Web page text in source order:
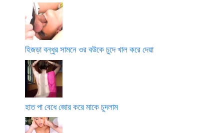
হিজড়া বন্ধুর সামনে ওর বউকে চুদে খাল করে দেয়া
হাত পা বেধে জোর করে মাকে চুদলাম